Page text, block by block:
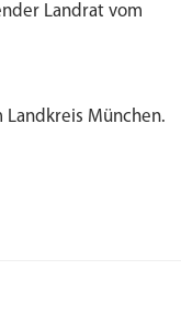
Landrat vom
München.